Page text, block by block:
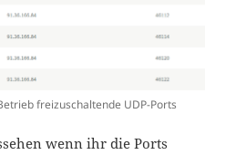
freizuschaltende UDP-Ports
wenn ihr die Ports